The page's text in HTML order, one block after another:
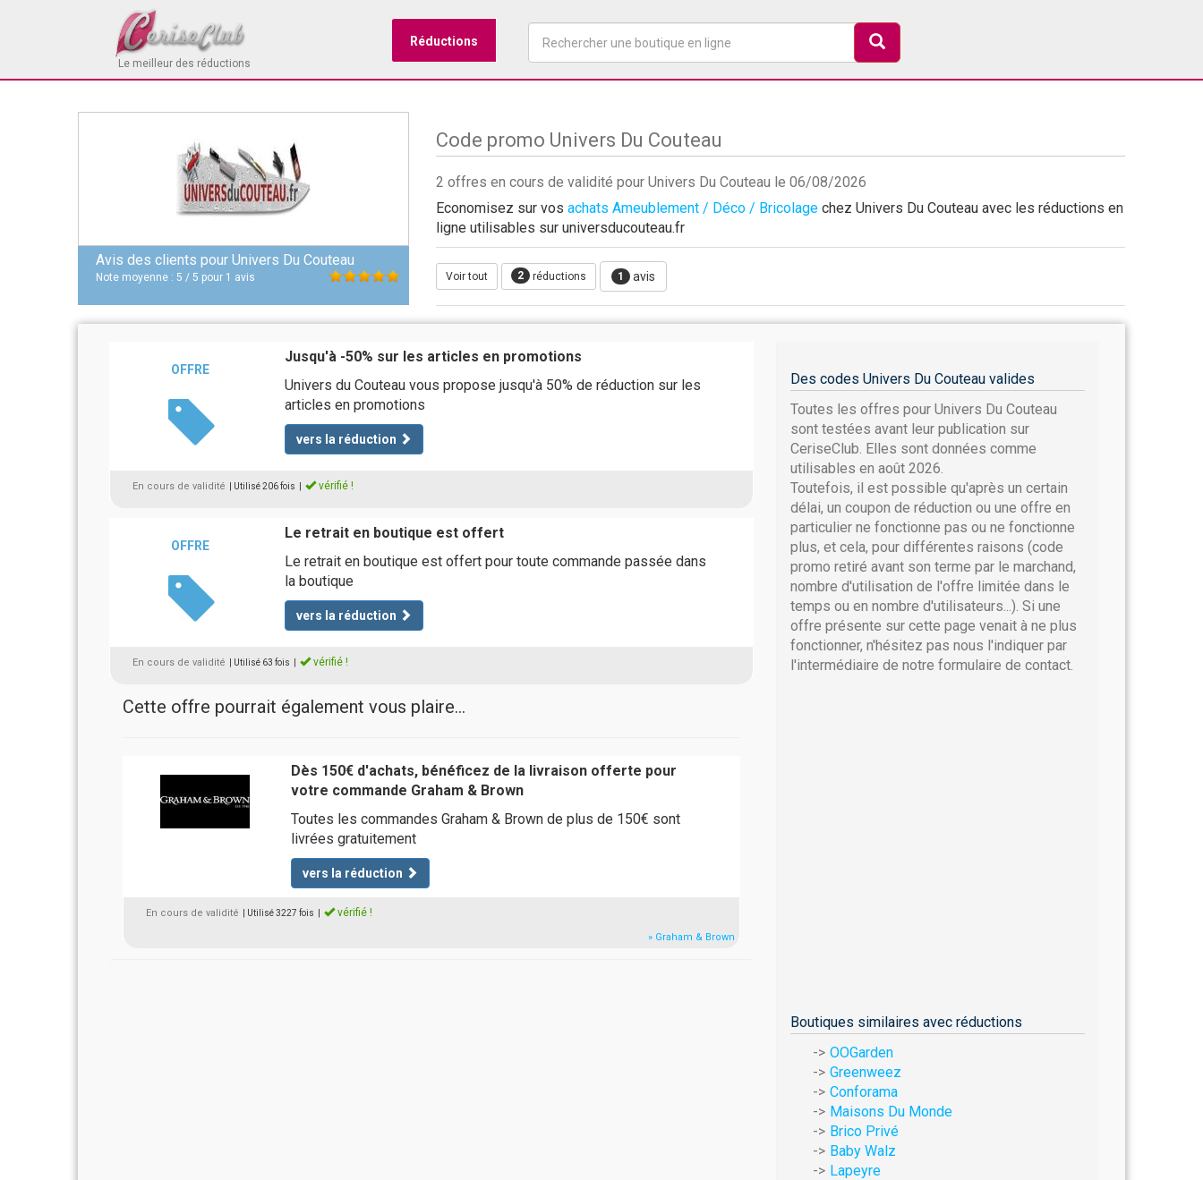
Le meilleur des réductions
Réductions
Avis des clients pour Univers Du Couteau
Note moyenne : 5 / 5 pour 1 avis
Code promo Univers Du Couteau
2 offres en cours de validité pour Univers Du Couteau le 06/08/2026
Economisez sur vos achats Ameublement / Déco / Bricolage chez Univers Du Couteau avec les réductions en
ligne utilisables sur universducouteau.fr
Voir tout 2 réductions 1 avis
OFFRE
Jusqu'à -50% sur les articles en promotions
Univers du Couteau vous propose jusqu'à 50% de réduction sur les
articles en promotions
vers la réduction
En cours de validité | Utilisé 206 fois vérifié !
OFFRE
Le retrait en boutique est offert
Le retrait en boutique est offert pour toute commande passée dans
la boutique
vers la réduction
En cours de validité | Utilisé 63 fois vérifié !
Cette offre pourrait également vous plaire...
Dès 150€ d'achats, bénéficez de la livraison offerte pour
votre commande Graham & Brown
Toutes les commandes Graham & Brown de plus de 150€ sont
livrées gratuitement
vers la réduction
En cours de validité | Utilisé 3227 fois vérifié !
» Graham & Brown
Des codes Univers Du Couteau valides
Toutes les offres pour Univers Du Couteau
sont testées avant leur publication sur
CeriseClub. Elles sont données comme
utilisables en août 2026.
Toutefois, il est possible qu'après un certain
délai, un coupon de réduction ou une offre en
particulier ne fonctionne pas ou ne fonctionne
plus, et cela, pour différentes raisons (code
promo retiré avant son terme par le marchand,
nombre d'utilisation de l'offre limitée dans le
temps ou en nombre d'utilisateurs...). Si une
offre présente sur cette page venait à ne plus
fonctionner, n'hésitez pas nous l'indiquer par
l'intermédiaire de notre formulaire de contact.
Boutiques similaires avec réductions
OOGarden
Greenweez
Conforama
Maisons Du Monde
Brico Privé
Baby Walz
Lapeyre